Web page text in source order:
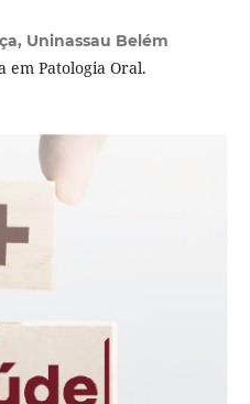
Uninassau Belém
em Patologia Oral.